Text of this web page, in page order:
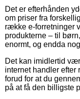
Det er efterhånden
om priser fra
række e-forretninger
produkterne – til
enormt, og endda
Det kan imidlertid
internet handler efter
forud for at du
på at få den billigste